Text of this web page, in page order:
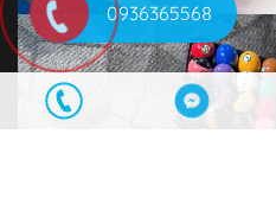
0936365568